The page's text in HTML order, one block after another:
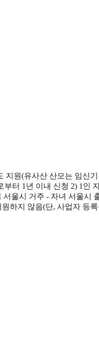
원(유사산 산모는 임신
터 1년 이내 신청 2) 1인
울시 거주 - 자녀 서울
하지 않음(단, 사업자 등